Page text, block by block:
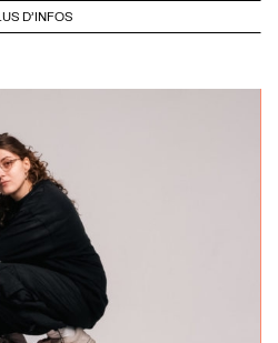
D'INFOS